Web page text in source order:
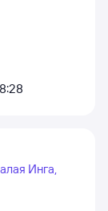
Инга,